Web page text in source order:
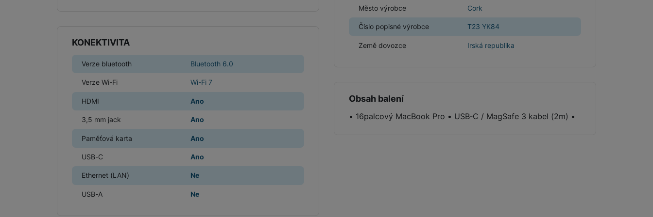
Marketingové cookies používáme my nebo naši partneři, abychom vám mohli zobrazit vhodné obsahy nebo reklamy jak
KONEKTIVITA
Verze bluetooth Bluetooth 6.0
Verze Wi-Fi Wi-Fi 7
HDMI Ano
3,5 mm jack Ano
Paměťová karta Ano
USB-C Ano
Ethernet (LAN) Ne
USB-A Ne
Město výrobce Cork
Číslo popisné výrobce T23 YK84
Země dovozce Irská republika
Obsah balení
• 16palcový MacBook Pro • USB‑C / MagSafe 3 kabel (2m) •